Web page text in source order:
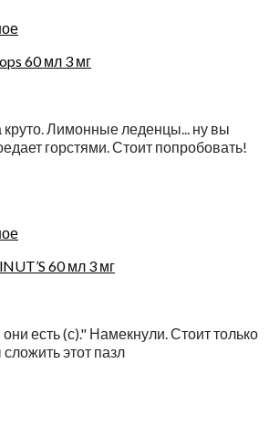
60 мл 3 мг
круто. Лимонные леденцы... ну вы
горстями. Стоит попробовать!
60 мл 3 мг
есть (с)." Намекнули. Стоит только
этот пазл